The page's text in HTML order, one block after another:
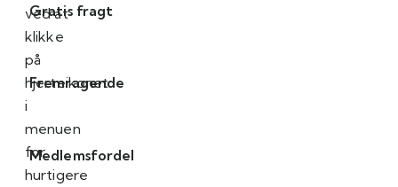
ved at
klikke
på
hjerteikonet
i
menuen
for
hurtigere
Gratis fragt
Fremragende
Medlemsfordel